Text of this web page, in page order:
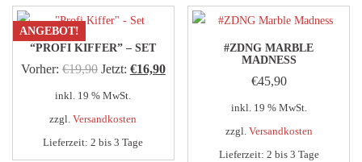
ANGEBOT!
“PROFI KIFFER” – SET
Vorher: €19,90 Ursprünglicher
Preis
war:
€19,90
Jetzt: €16,90Aktueller
inkl. 19 % MwSt.
zzgl.Versandkosten
Lieferzeit:2 bis 3 Tage
#ZDNG MARBLE
MADNESS
€45,90
inkl. 19 % MwSt.
zzgl. Versandkosten
Lieferzeit: 2 bis 3 Tage